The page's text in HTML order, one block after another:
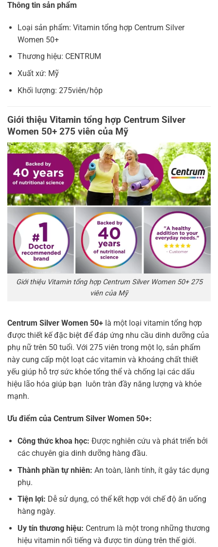
Thông tin sản phẩm
Loại sản phẩm: Vitamin tổng hợp Centrum Silver
Women 50+
Thương hiệu: CENTRUM
Xuất xứ: Mỹ
Khối lượng: 275viên/hộp
Giới thiệu Vitamin tổng hợp Centrum Silver
Women 50+ 275 viên của Mỹ
Giới thiệu Vitamin tổng hợp Centrum Silver Women 50+ 275
viên của Mỹ
Centrum Silver Women 50+ là một loại vitamin tổng hợp
được thiết kế đặc biệt để đáp ứng nhu cầu dinh dưỡng của
phụ nữ trên 50 tuổi. Với 275 viên trong một lọ, sản phẩm
này cung cấp một loạt các vitamin và khoáng chất thiết
yếu giúp hỗ trợ sức khỏe tổng thể và chống lại các dấu
hiệu lão hóa giúp bạn luôn tràn đầy năng lượng và khỏe
mạnh.
Ưu điểm của Centrum Silver Women 50+:
Công thức khoa học: Được nghiên cứu và phát triển bởi
các chuyên gia dinh dưỡng hàng đầu.
Thành phần tự nhiên: An toàn, lành tính, ít gây tác dụng
phụ.
Tiện lợi: Dễ sử dụng, có thể kết hợp với chế độ ăn uống
hàng ngày.
Uy tín thương hiệu: Centrum là một trong những thương
hiệu vitamin nổi tiếng và được tin dùng trên thế giới.